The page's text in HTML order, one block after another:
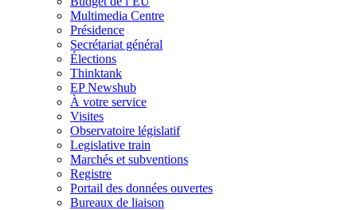
Multimedia Centre
Présidence
Secrétariat général
Élections
Thinktank
EP Newshub
À votre service
Visites
Observatoire législatif
Legislative train
Marchés et subventions
Registre
Portail des données ouvertes
Bureaux de liaison